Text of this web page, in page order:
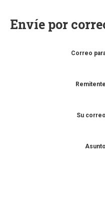
Envíe por
Correo
Remitente
Su correo
Asunto